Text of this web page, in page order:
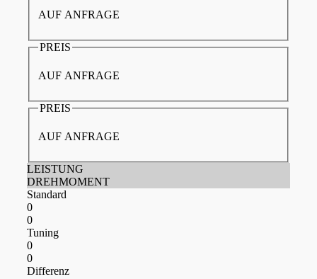
AUF ANFRAGE
PREIS
AUF ANFRAGE
PREIS
AUF ANFRAGE
LEISTUNG
DREHMOMENT
Standard
0
0
Tuning
0
0
Differenz